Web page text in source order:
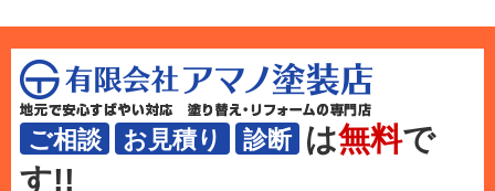
ご相談 お見積り 診断 は無料で
す!!